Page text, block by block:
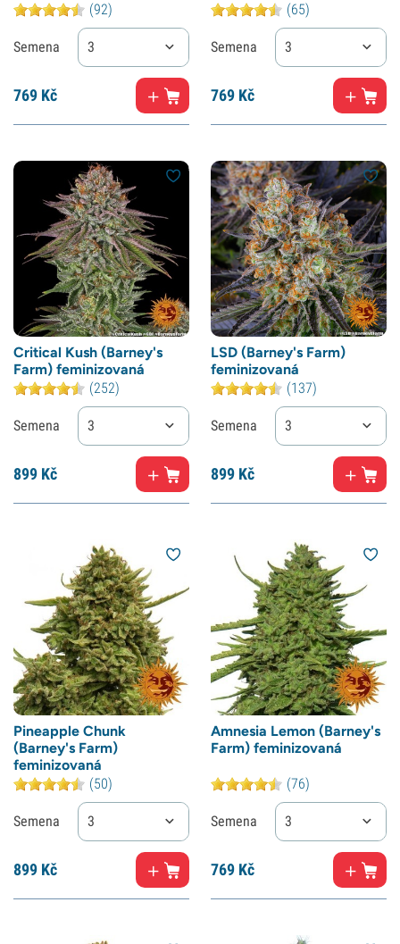
(92)
Semena 3
769 Kč
(65)
Semena 3
769 Kč
Critical Kush (Barney's
Farm) feminizovaná
(252)
Semena 3
899 Kč
LSD (Barney's Farm)
feminizovaná
(137)
Semena 3
899 Kč
Pineapple Chunk
(Barney's Farm)
feminizovaná
(50)
Semena 3
899 Kč
Amnesia Lemon (Barney's
Farm) feminizovaná
(76)
Semena 3
769 Kč